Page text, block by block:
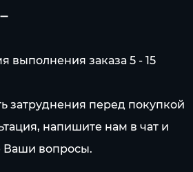
заказа 5 - 15
затруднения перед покупкой
напишите нам в чат и
Ваши вопросы.